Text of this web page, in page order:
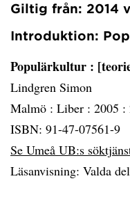
Giltig från: 2014
Introduktion:
Populärkultur :
Lindgren Simon
Malmö : Liber : 2005 :
ISBN: 91-47-07561-9
Se Umeå UB:s
Läsanvisning: Valda